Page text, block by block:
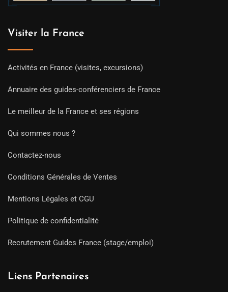
Visiter la France
Activités en France (visites, excursions)
Annuaire des guides-conférenciers de France
Le meilleur de la France et ses régions
Qui sommes nous ?
Contactez-nous
Conditions Générales de Ventes
Mentions Légales et CGU
Politique de confidentialité
Recrutement Guides France (stage/emploi)
Liens Partenaires